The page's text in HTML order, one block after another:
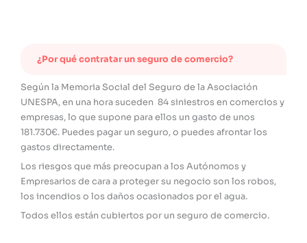
¿Por qué contratar un seguro de comercio?
Según la Memoria Social del Seguro de la Asociación
UNESPA, en una hora suceden 84 siniestros en comercios y
empresas, lo que supone para ellos un gasto de unos
181.730€. Puedes pagar un seguro, o puedes afrontar los
gastos directamente.
Los riesgos que más preocupan a los Autónomos y
Empresarios de cara a proteger su negocio son los robos,
los incendios o los daños ocasionados por el agua.
Todos ellos están cubiertos por un seguro de comercio.